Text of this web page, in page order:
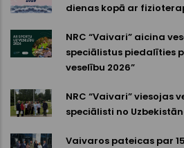
dienas kopā ar
NRC “Vaivari” aicina
speciālistus piedalīties
veselību 2026”
NRC “Vaivari” viesojas
speciālisti no
Vaivaros pateicas par